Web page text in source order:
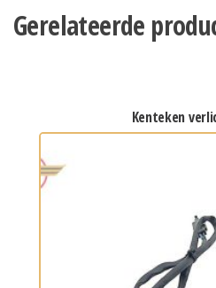
Gerelateerde
kenteken